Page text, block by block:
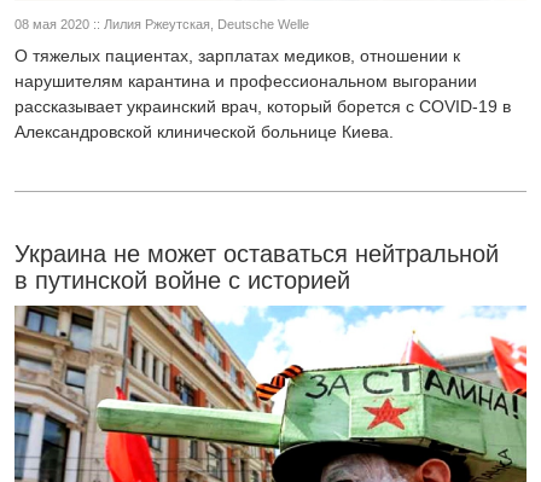
08 мая 2020 :: Лилия Ржеутская, Deutsche Welle
О тяжелых пациентах, зарплатах медиков, отношении к
нарушителям карантина и профессиональном выгорании
рассказывает украинский врач, который борется с COVID-19 в
Александровской клинической больнице Киева.
Украина не может оставаться нейтральной
в путинской войне с историей